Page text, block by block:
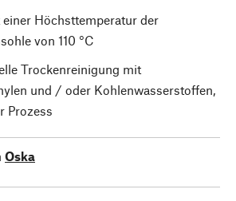
Höchsttemperatur der
von 110 °C
Trockenreinigung mit
und / oder Kohlenwasserstoffen,
Prozess
Oska